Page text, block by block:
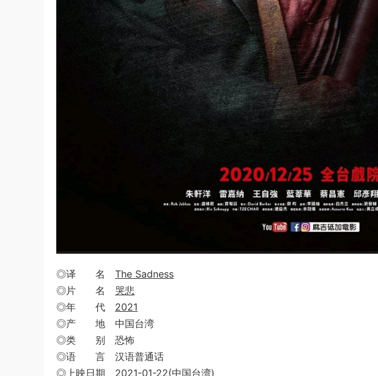
◎译 名 The Sadness
◎片 名 哭悲
◎年 代 2021
◎产 地 中国台湾
◎类 别 恐怖
◎语 言 汉语普通话
◎上映日期 2021-01-22(中国台湾)